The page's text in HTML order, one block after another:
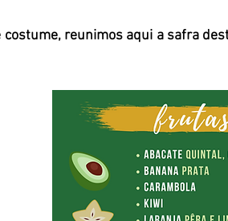
Receitas Empreendedorismo
reunimos aqui a safra